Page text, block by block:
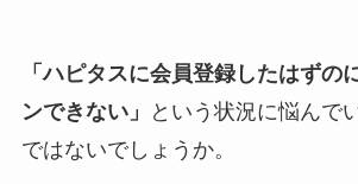
「ハピタスに会員登録したはずの
ンできない」
という状況に悩んで
ではないでしょうか。